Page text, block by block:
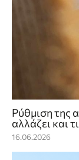
Ρύθμιση της
αλλάζει και
16.06.2026